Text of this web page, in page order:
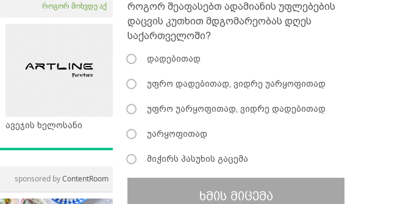
როგორ მოხვდე აქ
ავეჯის ხელოსანი
sponsored byContentRoom
როგორ შეაფასებთ ადამიანის უფლებების
დაცვის კუთხით მდგომარეობას დღეს
საქართველოში?
დადებითად
უფრო დადებითად, ვიდრე უარყოფითად
უფრო უარყოფითად, ვიდრე დადებითად
უარყოფითად
მიჭირს პასუხის გაცემა
ხმის მიცემა